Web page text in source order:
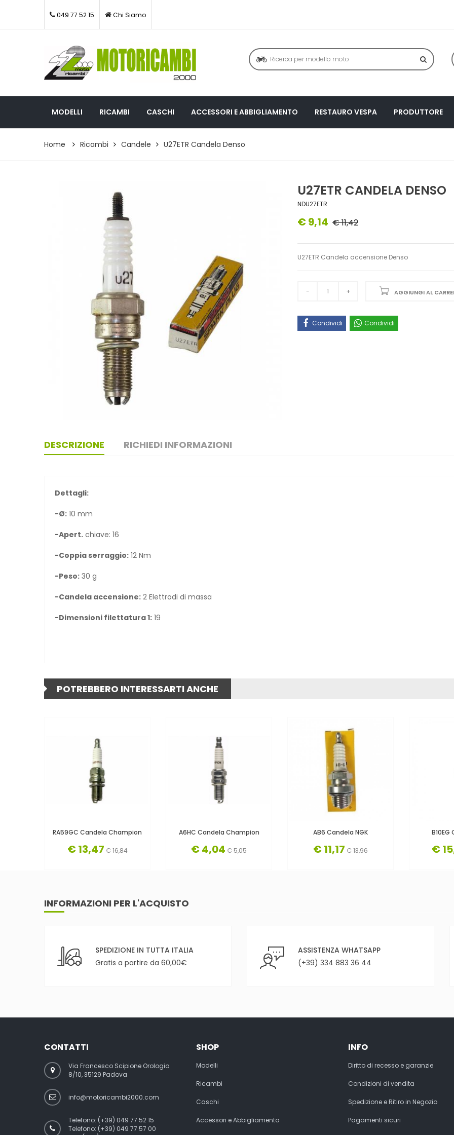
049 77 52 15 Chi Siamo
MODELLI RICAMBI CASCHI ACCESSORI E ABBIGLIAMENTO RESTAURO VESPA PRODUTTORE
Home Ricambi Candele U27ETR Candela Denso
U27ETR CANDELA DENSO
NDU27ETR
€ 9,14 € 11,42
U27ETR Candela accensione Denso
AGGIUNGI AL
Condividi Condividi
DESCRIZIONE RICHIEDI INFORMAZIONI
Dettagli:
-Ø: 10 mm
-Apert. chiave: 16
-Coppia serraggio: 12 Nm
-Peso: 30 g
-Candela accensione: 2 Elettrodi di massa
-Dimensioni filettatura 1: 19
POTREBBERO INTERESSARTI ANCHE
RA59GC Candela Champion
€ 13,47 € 16,84
A6HC Candela Champion
€ 4,04 € 5,05
AB6 Candela NGK
€ 11,17 € 13,96
B10EG
€
INFORMAZIONI PER L'ACQUISTO
SPEDIZIONE IN TUTTA ITALIA
Gratis a partire da 60,00€
ASSISTENZA WHATSAPP
(+39) 334 883 36 44
CONTATTI
Via Francesco Scipione Orologio
8/10, 35129 Padova
info@motoricambi2000.com
Telefono: (+39) 049 77 52 15
Telefono: (+39) 049 77 57 00
SHOP
Modelli
Ricambi
Caschi
Accessori e Abbigliamento
INFO
Diritto di recesso e garanzie
Condizioni di vendita
Spedizione e Ritiro in Negozio
Pagamenti sicuri